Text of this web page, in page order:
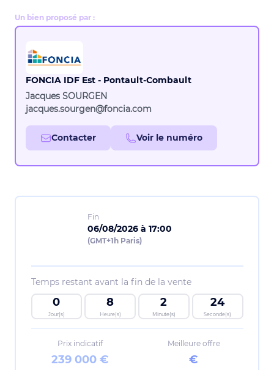
Un bien proposé par :
FONCIA IDF Est - Pontault-Combault
Jacques SOURGEN
jacques.sourgen@foncia.com
Contacter Voir le numéro
Fin
06/08/2026 à 17:00
(GMT+1h Paris)
Temps restant avant la fin de la vente
0
Jour(s)
8
Heure(s)
2
Minute(s)
24
Seconde(s)
Prix indicatif
239 000 €
Meilleure offre
€